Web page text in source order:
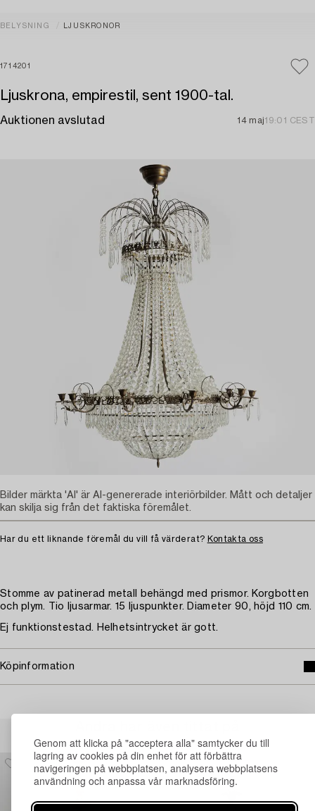
Genom att klicka på "acceptera alla" samtycker du till
lagring av cookies på din enhet för att förbättra
navigeringen på webbplatsen, analysera webbplatsens
användning och anpassa vår marknadsföring.
BELYSNING LJUSKRONOR
1714201
Ljuskrona, empirestil, sent 1900-tal.
Auktionen avslutad 14 maj19:01 CEST
Har du ett liknande föremål du vill få värderat? Kontakta oss
Stomme av patinerad metall behängd med prismor. Korgbotten
och plym. Tio ljusarmar. 15 ljuspunkter. Diameter 90, höjd 110 cm.
Ej funktionstestad. Helhetsintrycket är gott.
Köpinformation
Bilder märkta 'AI' är AI-genererade interiörbilder. Mått och detaljer
kan skilja sig från det faktiska föremålet.